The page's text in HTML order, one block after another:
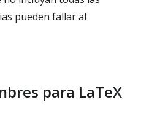
pueden fallar al
para LaTeX